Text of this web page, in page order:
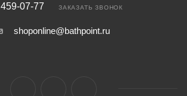
459-07-77 ЗАКАЗАТЬ ЗВОНОК
shoponline@bathpoint.ru